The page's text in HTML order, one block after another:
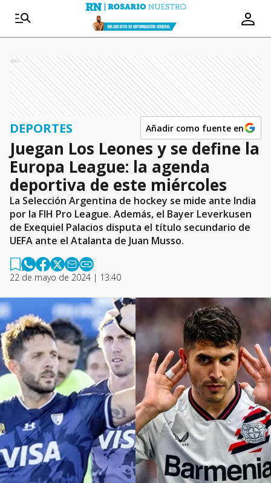
Ads
DEPORTES Añadir como fuente en
Juegan Los Leones y se define la
Europa League: la agenda
deportiva de este miércoles
La Selección Argentina de hockey se mide ante India
por la FIH Pro League. Además, el Bayer Leverkusen
de Exequiel Palacios disputa el título secundario de
UEFA ante el Atalanta de Juan Musso.
22 de mayo de 2024 | 13:40